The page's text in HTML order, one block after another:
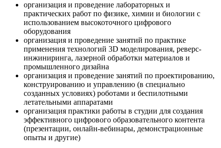
организация и проведение лабораторных и
практических работ по физике, химии и биологии с
использованием высокоточного цифрового
оборудования
организация и проведение занятий по практике
применения технологий 3D моделирования, реверс-
инжиниринга, лазерной обработки материалов и
промышленного дизайна
организация и проведение занятий по проектированию,
конструированию и управлению (в специально
созданных условиях) роботами и беспилотными
летательными аппаратами
организация практики работы в студии для создания
эффективного цифрового образовательного контента
(презентации, онлайн-вебинары, демонстрационные
опыты и другие)